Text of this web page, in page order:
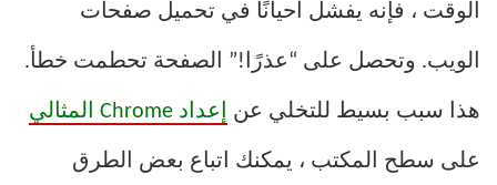
الوقت ، فإنه يفشل أحيانًا في تحميل صفحات
الويب. وتحصل على “عذرًا!” الصفحة تحطمت خطأ.
هذا سبب بسيط للتخلي عن إعداد Chrome المثالي
على سطح المكتب ، يمكنك اتباع بعض الطرق